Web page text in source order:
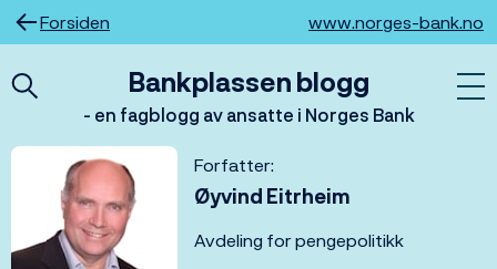
Hopp
til
Forsiden www.norges-bank.no
Bankplassen blogg
- en fagblogg av ansatte i Norges Bank
Forfatter:
Øyvind Eitrheim
Avdeling for pengepolitikk